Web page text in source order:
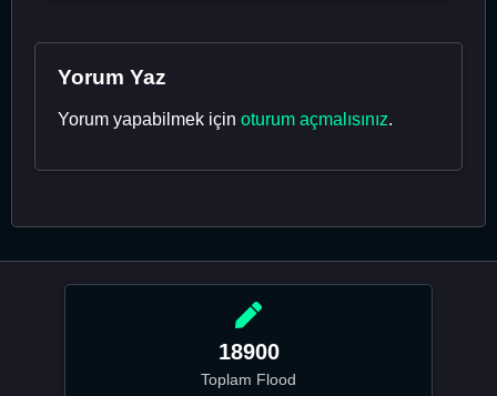
Yorum Yaz
Yorum yapabilmek için oturum açmalısınız.
18900
Toplam Flood